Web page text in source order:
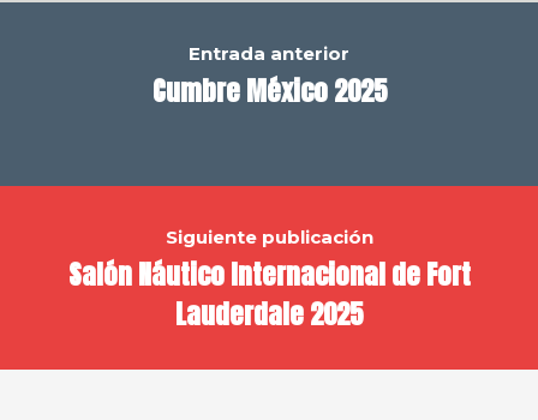
Entrada anterior
Cumbre México 2025
Siguiente publicación
Salón Náutico Internacional de Fort
Lauderdale 2025